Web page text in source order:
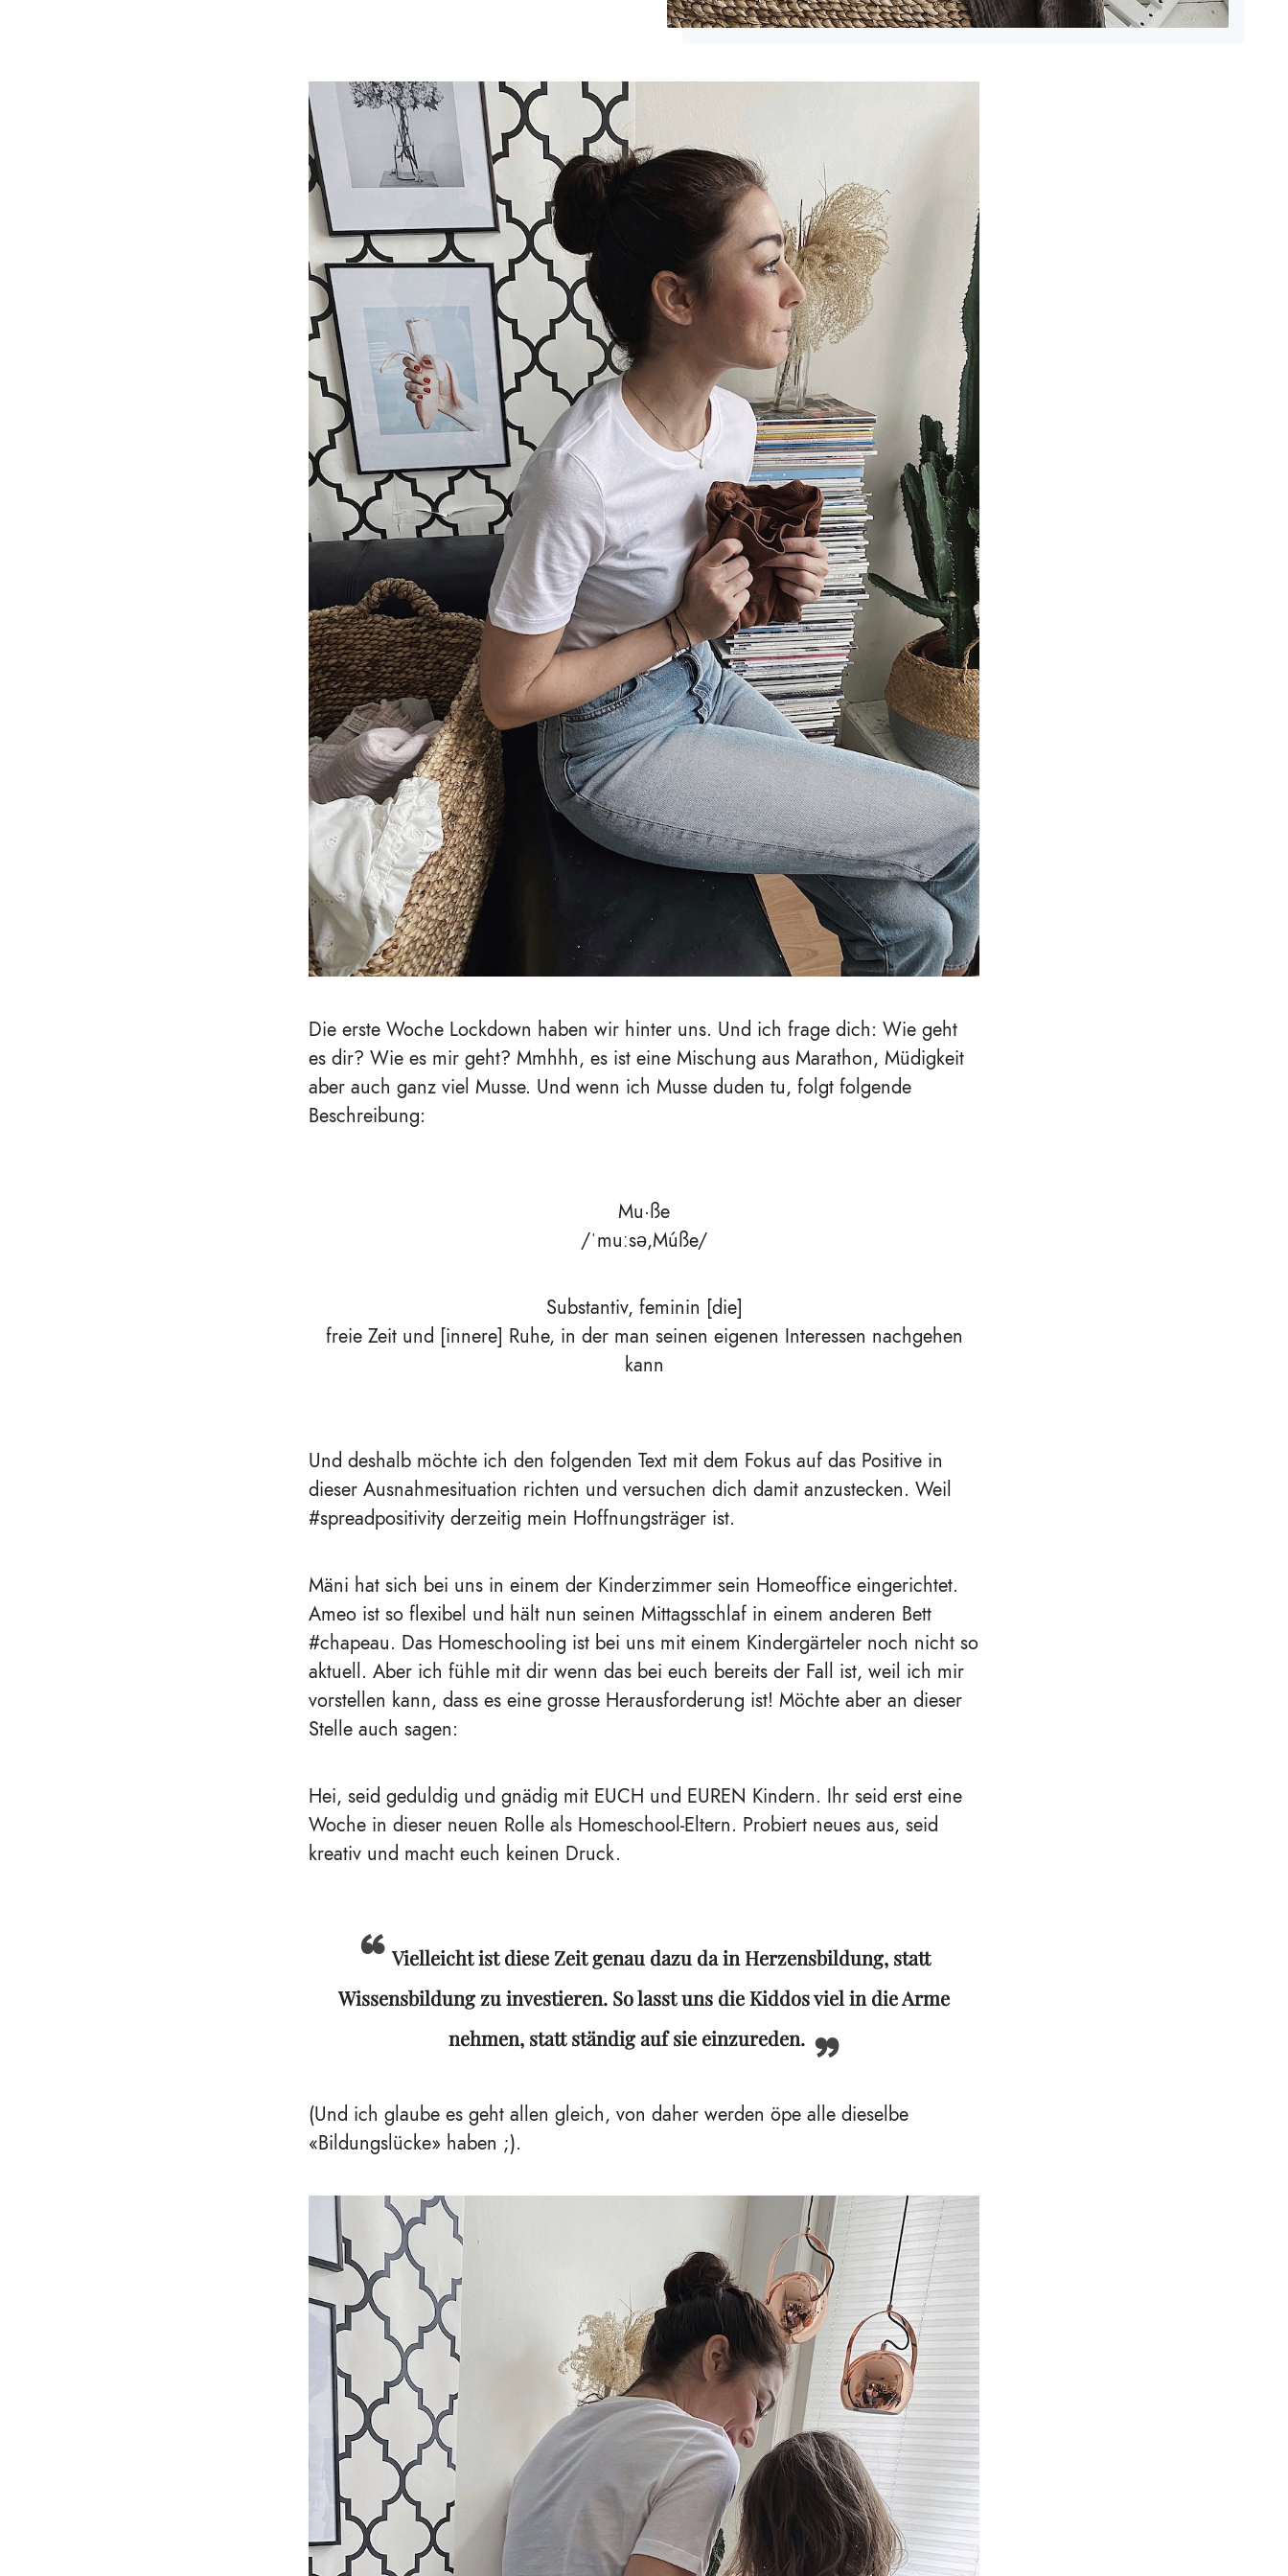
Die erste Woche Lockdown haben wir hinter uns. Und ich frage dich: Wie geht
es dir? Wie es mir geht? Mmhhh, es ist eine Mischung aus Marathon, Müdigkeit
aber auch ganz viel Musse. Und wenn ich Musse duden tu, folgt folgende
Beschreibung:
Mu·ße
/ˈmuːsə,Múße/
Substantiv, feminin [die]
freie Zeit und [innere] Ruhe, in der man seinen eigenen Interessen nachgehen
kann
Und deshalb möchte ich den folgenden Text mit dem Fokus auf das Positive in
dieser Ausnahmesituation richten und versuchen dich damit anzustecken. Weil
#spreadpositivity derzeitig mein Hoffnungsträger ist.
Mäni hat sich bei uns in einem der Kinderzimmer sein Homeoffice eingerichtet.
Ameo ist so flexibel und hält nun seinen Mittagsschlaf in einem anderen Bett
#chapeau. Das Homeschooling ist bei uns mit einem Kindergärteler noch nicht so
aktuell. Aber ich fühle mit dir wenn das bei euch bereits der Fall ist, weil ich mir
vorstellen kann, dass es eine grosse Herausforderung ist! Möchte aber an dieser
Stelle auch sagen:
Hei, seid geduldig und gnädig mit EUCH und EUREN Kindern. Ihr seid erst eine
Woche in dieser neuen Rolle als Homeschool-Eltern. Probiert neues aus, seid
kreativ und macht euch keinen Druck.
Vielleicht ist diese Zeit genau dazu da in Herzensbildung, statt
Wissensbildung zu investieren. So lasst uns die Kiddos viel in die Arme
nehmen, statt ständig auf sie einzureden.
(Und ich glaube es geht allen gleich, von daher werden öpe alle dieselbe
«Bildungslücke» haben ;).